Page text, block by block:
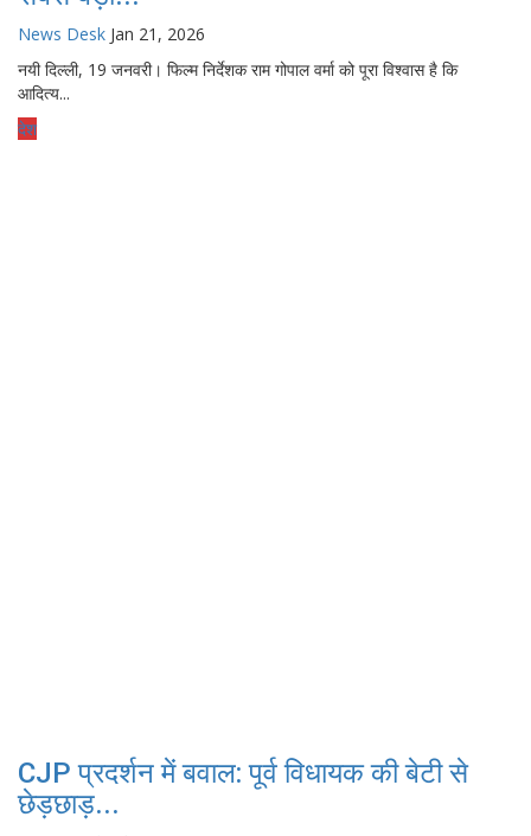
News Desk Jan 21, 2026
नयी दिल्ली, 19 जनवरी। फिल्म निर्देशक राम गोपाल वर्मा को पूरा विश्वास है कि
आदित्य...
देश
CJP प्रदर्शन में बवाल: पूर्व विधायक की बेटी से
छेड़छाड़...